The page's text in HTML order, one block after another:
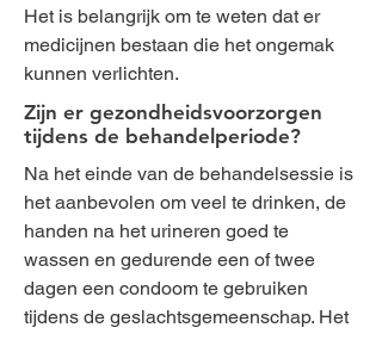
Het is belangrijk om te weten dat er
medicijnen bestaan die het ongemak
kunnen verlichten.
Zijn er gezondheidsvoorzorgen
tijdens de behandelperiode?
Na het einde van de behandelsessie is
het aanbevolen om veel te drinken, de
handen na het urineren goed te
wassen en gedurende een of twee
dagen een condoom te gebruiken
tijdens de geslachtsgemeenschap. Het